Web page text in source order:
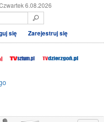
6.08.2026
się Zarejestruj się